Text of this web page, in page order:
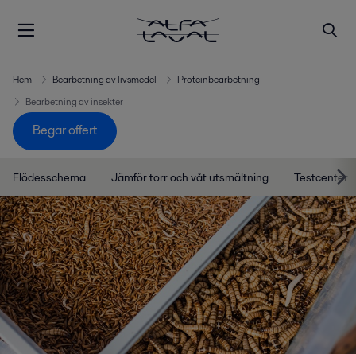
Hem Bearbetning av livsmedel
Proteinbearbetning
Bearbetning av insekter
Begär offert
Flödesschema Jämför torr och våt utsmältning Testcenter